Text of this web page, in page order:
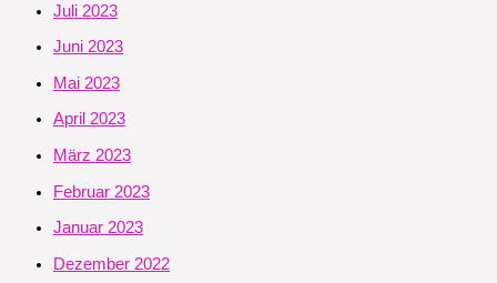
Juli 2023
Juni 2023
Mai 2023
April 2023
März 2023
Februar 2023
Januar 2023
Dezember 2022